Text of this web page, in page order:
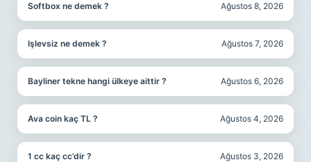
Softbox ne demek ? Ağustos 8, 2026
Işlevsiz ne demek ? Ağustos 7, 2026
Bayliner tekne hangi ülkeye aittir ? Ağustos 6, 2026
Ava coin kaç TL ? Ağustos 4, 2026
1 cc kaç cc’dir ? Ağustos 3, 2026